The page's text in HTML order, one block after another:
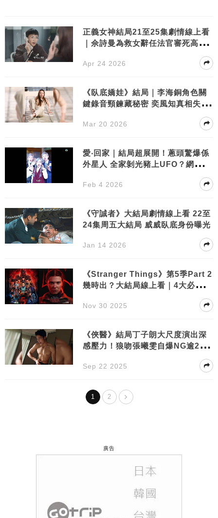
正義女神結局21至25集劇情線上看
｜佘詩曼為救女辭任法官審死高成
Apr 24 2026
《臥底嬌娃》結局｜李海銅角色關
鍵錄音頸鍊藏秘密 奕風知真相失控
Mar 20 2026
愛‧回家｜結局超展開！蔥頭驚爆係
外星人 全家剝光豬上UFO？網民：
Feb 4 2026
《守誠者》大結局劇情線上看 22至
24集周五大結局 威威臥底身份曝光
Jan 14 2026
《Stranger Things》第5季Part 2
幾時出？大結局線上看｜4大必看重
Nov 30 2025
《俠醫》結局丁子朗大尺度演出深
感壓力！狼吻張曦雯自爆NG逾20次
Sep 22 2025
1 2
廣告